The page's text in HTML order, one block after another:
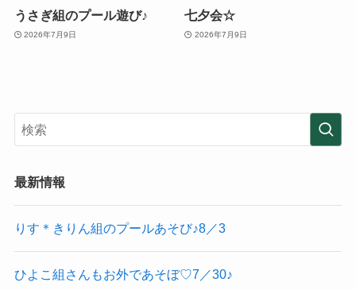
うさぎ組のプール遊び♪
2026年7月9日
七夕会☆
2026年7月9日
最新情報
りす＊きりん組のプールあそび♪8／3
ひよこ組さんもお外であそぼ♡7／30♪